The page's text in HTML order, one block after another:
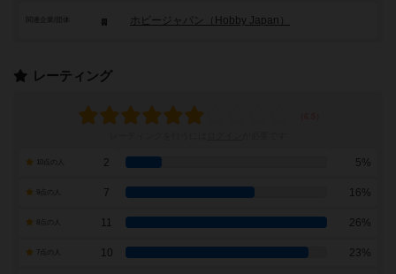
ホビージャパン（Hobby Japan）
レーティング
2 5%
9点の人 7 16%
11 26%
7点の人 10 23%